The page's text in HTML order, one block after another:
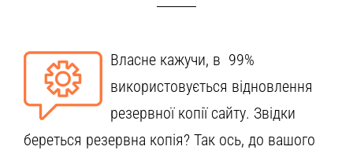
Власне кажучи, в 99%
використовується відновлення
резервної копії сайту. Звідки
береться резервна копія? Так ось, до вашого